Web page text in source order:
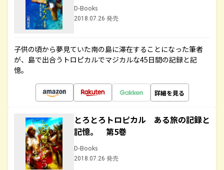
D-Books
2018.07.26 発売
子供の頃から夢見ていた南の島に滞在することになった筆者
が、島で出合うトロピカルでマジカルな45日間の記録と記
憶。
詳細を見る
とろとろトロピカル ある旅の記録と
記憶。 第5巻
D-Books
2018.07.26 発売